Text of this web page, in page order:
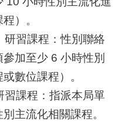
）。
研習課程：性別聯絡
加至少 6 小時性別
數位課程）。
課程：指派本局單
主流化相關課程。